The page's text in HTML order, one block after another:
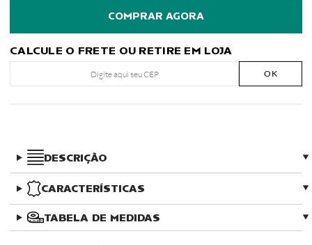
CALCULE O FRETE OU RETIRE EM LOJA
OK
DESCRIÇÃO
CARACTERÍSTICAS
TABELA DE MEDIDAS